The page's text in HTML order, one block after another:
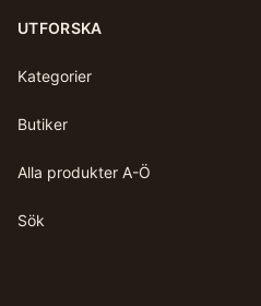
UTFORSKA
Kategorier
Butiker
Alla produkter A-Ö
Sök